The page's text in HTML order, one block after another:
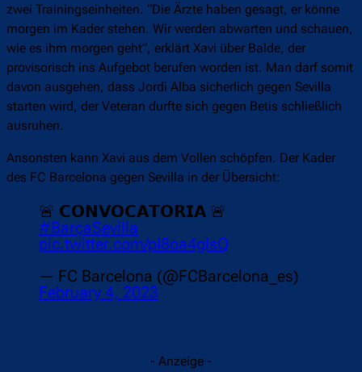
zwei Trainingseinheiten. “Die Ärzte haben gesagt, er könne
morgen im Kader stehen. Wir werden abwarten und schauen,
wie es ihm morgen geht”, erklärt Xavi über Balde, der
provisorisch ins Aufgebot berufen worden ist. Man darf somit
davon ausgehen, dass Jordi Alba sicherlich gegen Sevilla
starten wird, der Veteran durfte sich gegen Betis schließlich
ausruhen.
Ansonsten kann Xavi aus dem Vollen schöpfen. Der Kader
des FC Barcelona gegen Sevilla in der Übersicht:
🚨 𝗖𝗢𝗡𝗩𝗢𝗖𝗔𝗧𝗢𝗥𝗜𝗔 🚨
#BarçaSevilla
pic.twitter.com/pI8oa4gIsQ
— FC Barcelona (@FCBarcelona_es)
February 4, 2023
- Anzeige -